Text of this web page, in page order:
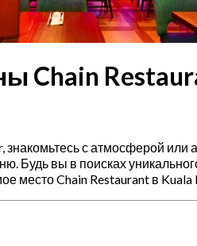
Chain
с атмосферой
Будь вы в поисках
место Chain Restaurant в Kuala